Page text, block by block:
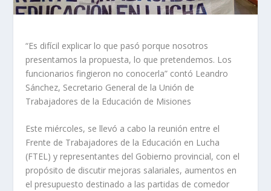
“Es difícil explicar lo que pasó porque nosotros
presentamos la propuesta, lo que pretendemos. Los
funcionarios fingieron no conocerla” contó Leandro
Sánchez, Secretario General de la Unión de
Trabajadores de la Educación de Misiones
Este miércoles, se llevó a cabo la reunión entre el
Frente de Trabajadores de la Educación en Lucha
(FTEL) y representantes del Gobierno provincial, con el
propósito de discutir mejoras salariales, aumentos en
el presupuesto destinado a las partidas de comedor